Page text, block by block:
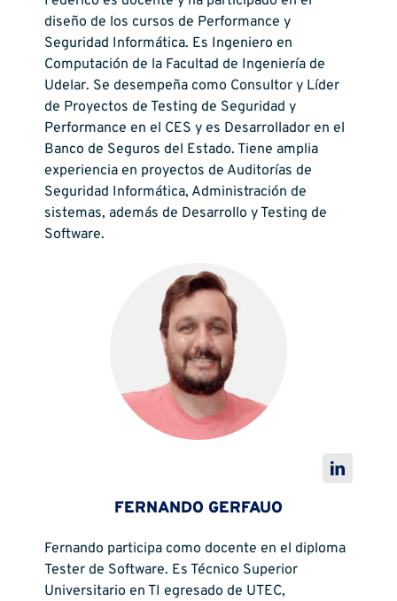
diseño de los cursos de Performance y
Seguridad Informática. Es Ingeniero en
Computación de la Facultad de Ingeniería de
Udelar. Se desempeña como Consultor y Líder
de Proyectos de Testing de Seguridad y
Performance en el CES y es Desarrollador en el
Banco de Seguros del Estado. Tiene amplia
experiencia en proyectos de Auditorías de
Seguridad Informática, Administración de
sistemas, además de Desarrollo y Testing de
Software.
FERNANDO GERFAUO
Fernando participa como docente en el diploma
Tester de Software. Es Técnico Superior
Universitario en TI egresado de UTEC,